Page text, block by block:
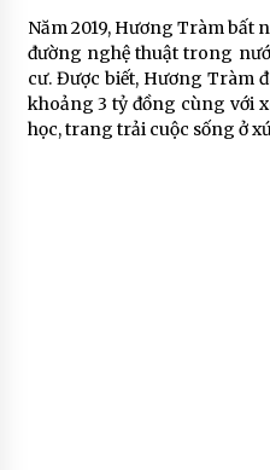
Năm 2019, Hương Tràm bất
đường nghệ thuật trong
cư. Được biết, Hương Tràm
khoảng 3 tỷ đồng cùng với
học, trang trải cuộc sống ở